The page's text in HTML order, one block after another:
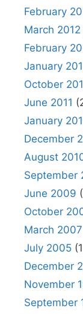
February
March 2012
February
January
October
June 2011
January
December
August
September
June 2009
October
March 2007
July 2005
December
November
September